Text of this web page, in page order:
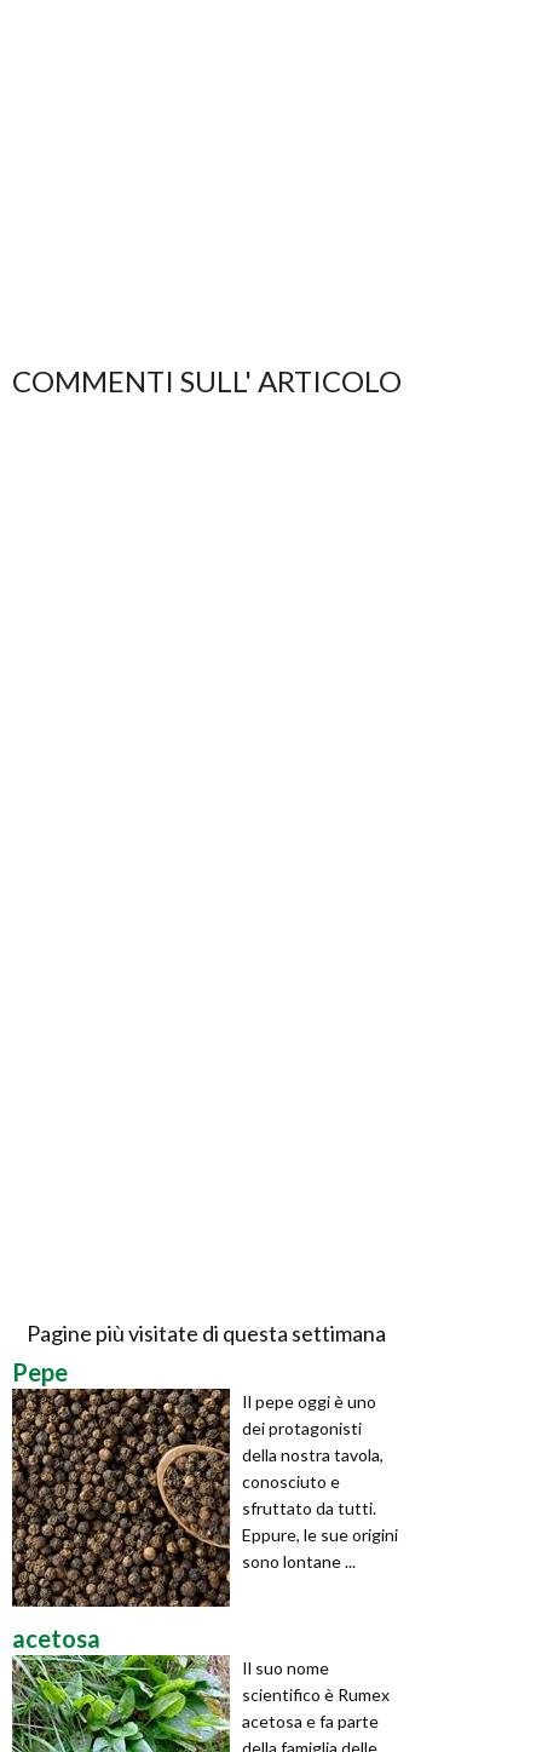
COMMENTI SULL' ARTICOLO
Pagine più visitate di questa settimana
Pepe
Il pepe oggi è uno
dei protagonisti
della nostra tavola,
conosciuto e
sfruttato da tutti.
Eppure, le sue origini
sono lontane ...
acetosa
Il suo nome
scientifico è Rumex
acetosa e fa parte